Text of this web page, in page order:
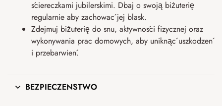
ściereczkami jubilerskimi. Dbaj o swoją biżuterię
regularnie aby zachować jej blask.
Zdejmuj biżuterię do snu, aktywności fizycznej oraz
wykonywania prac domowych, aby uniknąć uszkodzeń
i przebarwień.
BEZPIECZEŃSTWO